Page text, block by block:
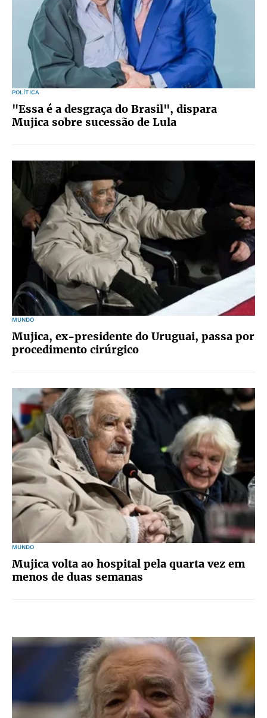
POLÍTICA
"Essa é a desgraça do Brasil", dispara
Mujica sobre sucessão de Lula
MUNDO
Mujica, ex-presidente do Uruguai, passa por
procedimento cirúrgico
MUNDO
Mujica volta ao hospital pela quarta vez em
menos de duas semanas